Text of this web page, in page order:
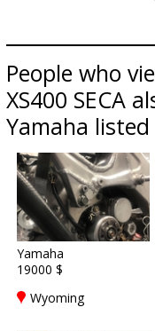
People who
XS400 SECA
Yamaha
Yamaha
19000 $
Wyoming